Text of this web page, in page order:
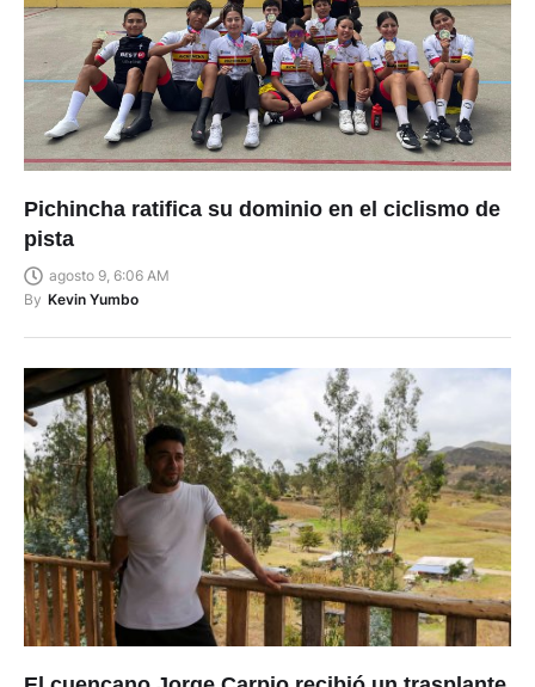
Pichincha ratifica su dominio en el ciclismo de
pista
agosto 9, 6:06 AM
By Kevin Yumbo